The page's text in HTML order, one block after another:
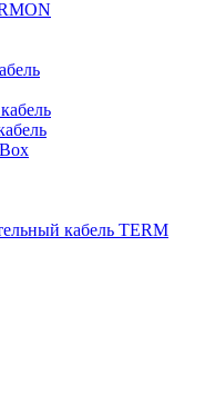
кабель TERM